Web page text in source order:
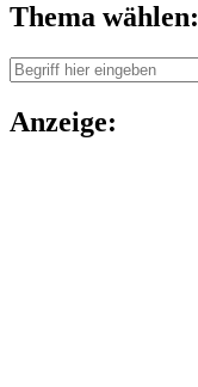
Thema wählen:
Anzeige: